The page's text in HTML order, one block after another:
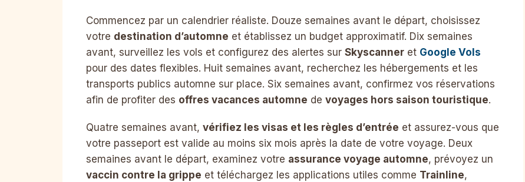
Commencez par un calendrier réaliste. Douze semaines avant le départ, choisissez
votre destination d’automne et établissez un budget approximatif. Dix semaines
avant, surveillez les vols et configurez des alertes sur Skyscanner et Google Vols
pour des dates flexibles. Huit semaines avant, recherchez les hébergements et les
transports publics automne sur place. Six semaines avant, confirmez vos réservations
afin de profiter des offres vacances automne de voyages hors saison touristique.
Quatre semaines avant, vérifiez les visas et les règles d’entrée et assurez-vous que
votre passeport est valide au moins six mois après la date de votre voyage. Deux
semaines avant le départ, examinez votre assurance voyage automne, prévoyez un
vaccin contre la grippe et téléchargez les applications utiles comme Trainline,